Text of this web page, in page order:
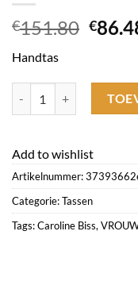
€151.80 €
Handtas
Caroline Biss
Add to wishlist
Artikelnummer:
Categorie:Tassen
Tags:Caroline Biss,